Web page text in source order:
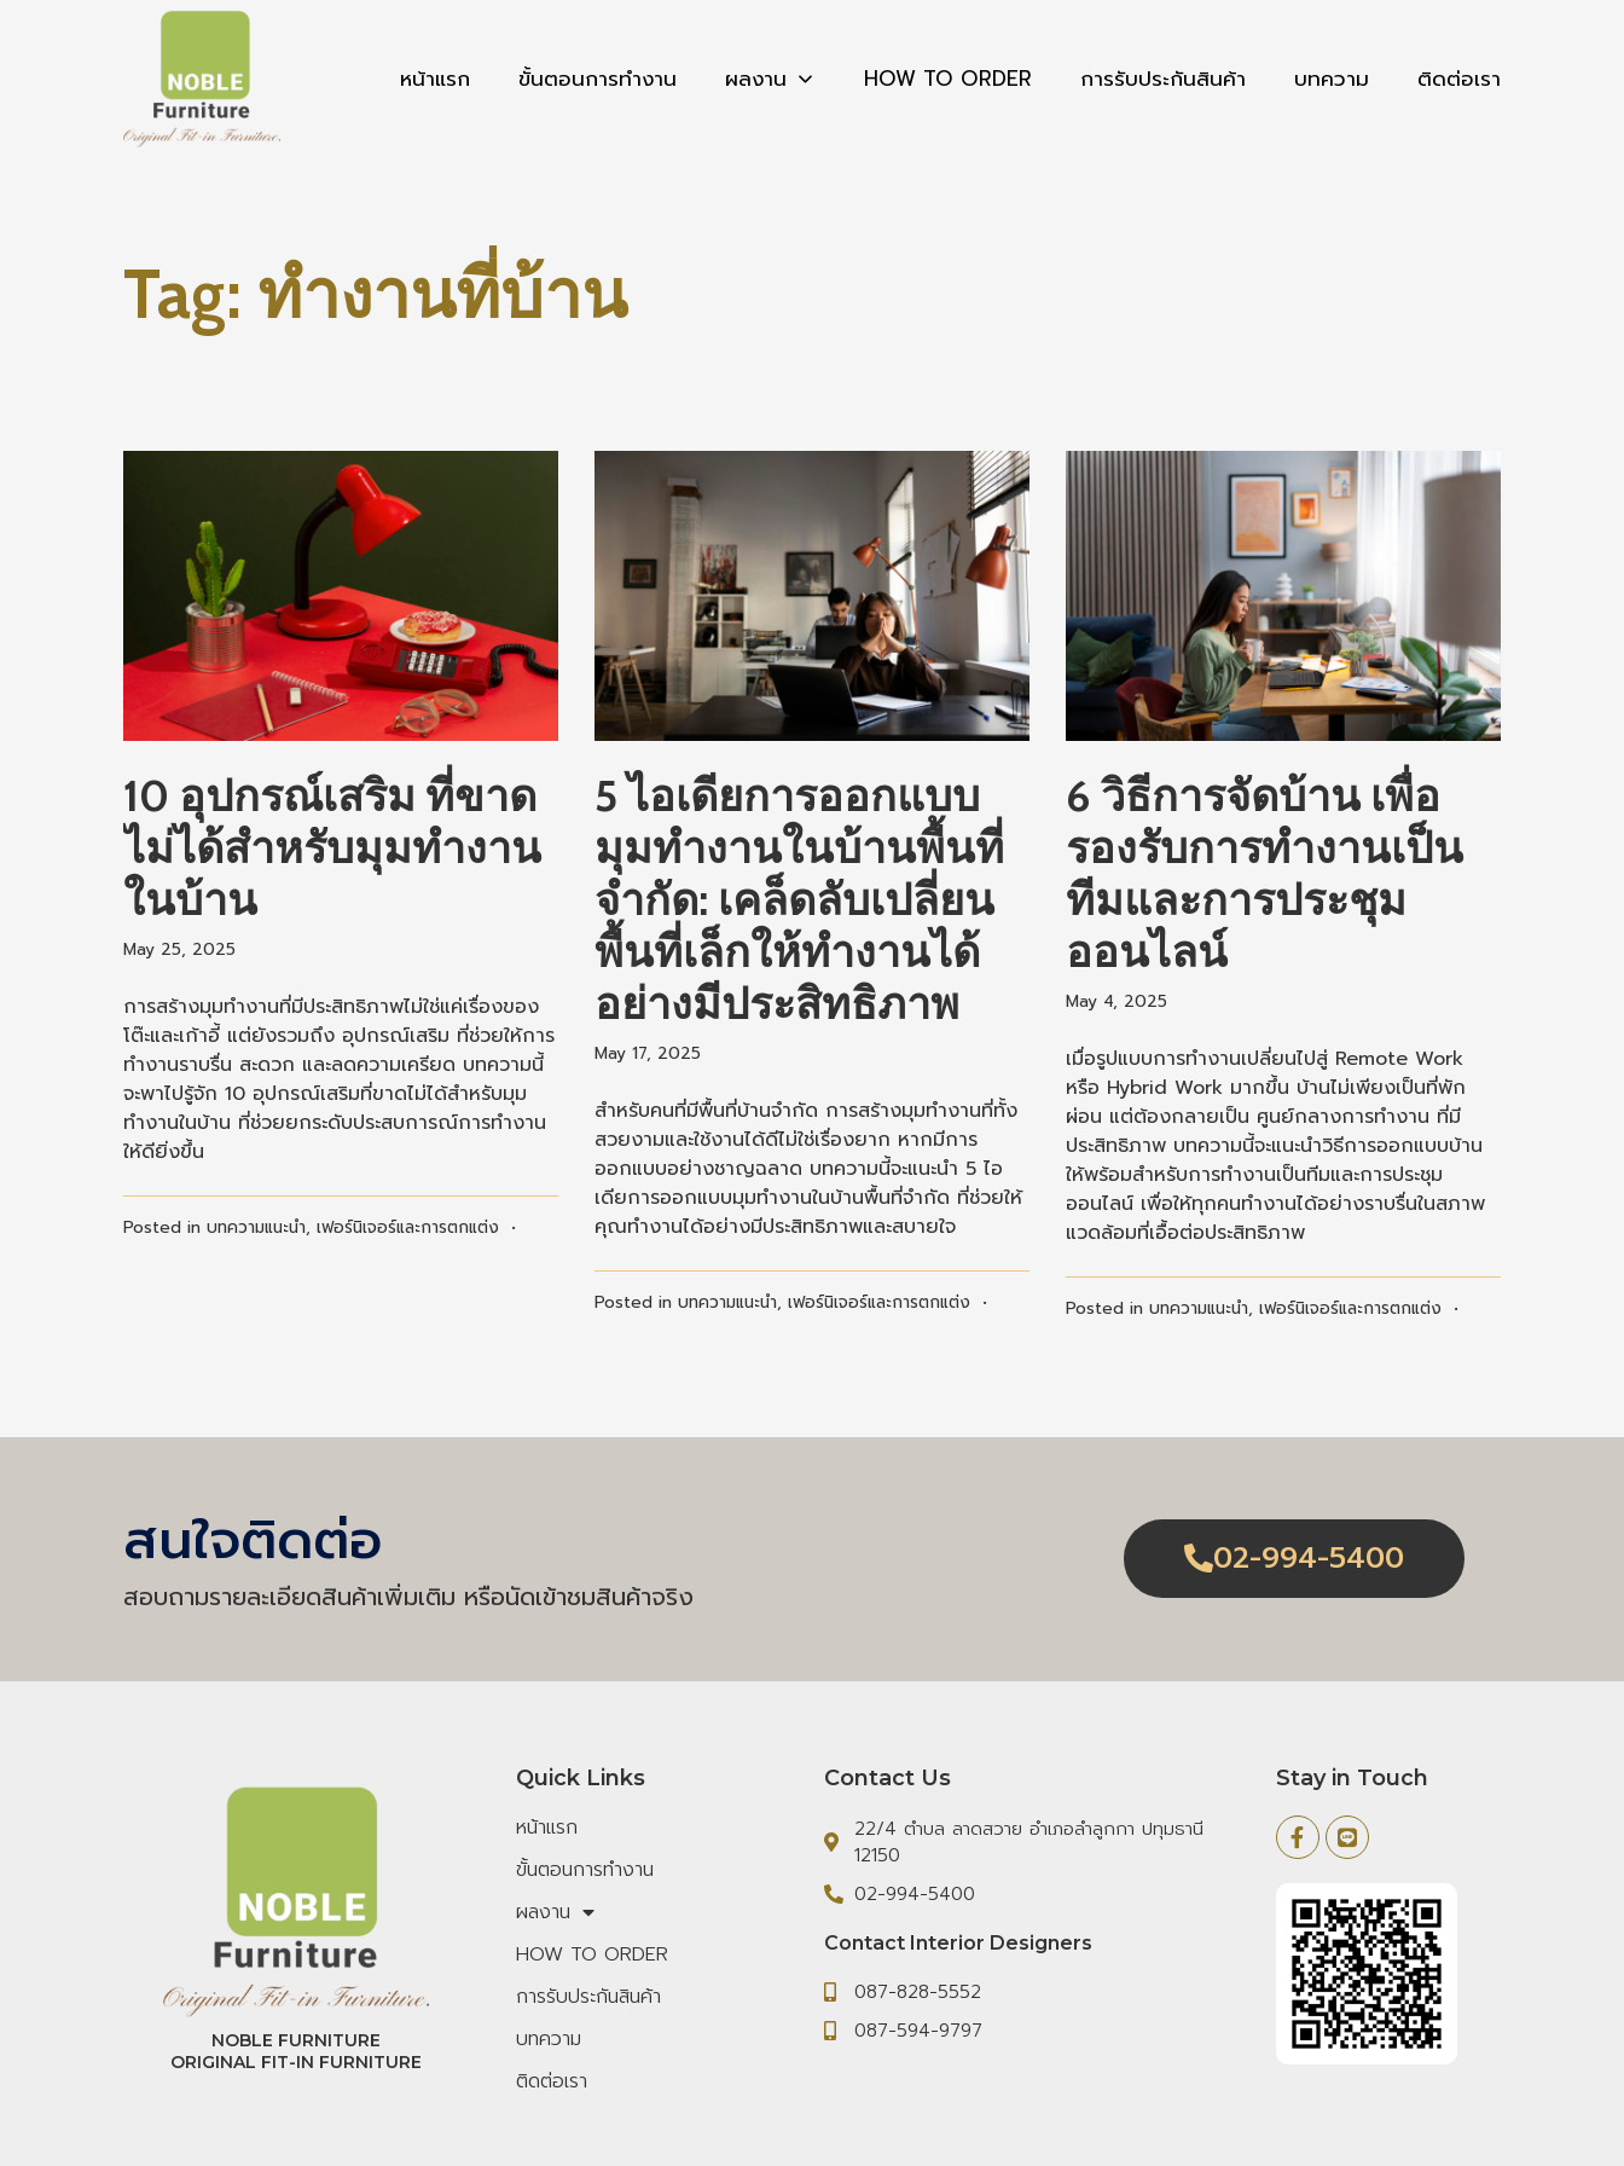
หน้าแรก ขั้นตอนการทำงาน ผลงาน HOW TO ORDER การรับประกันสินค้า บทความ ติดต่อเรา
Tag: ทำงานที่บ้าน
10 อุปกรณ์เสริม ที่ขาด
ไม่ได้สำหรับมุมทำงาน
ในบ้าน
May 25, 2025
การสร้างมุมทำงานที่มีประสิทธิภาพไม่ใช่แค่เรื่องของ
โต๊ะและเก้าอี้ แต่ยังรวมถึง อุปกรณ์เสริม ที่ช่วยให้การ
ทำงานราบรื่น สะดวก และลดความเครียด บทความนี้
จะพาไปรู้จัก 10 อุปกรณ์เสริมที่ขาดไม่ได้สำหรับมุม
ทำงานในบ้าน ที่ช่วยยกระดับประสบการณ์การทำงาน
ให้ดียิ่งขึ้น
Posted in บทความแนะนำ, เฟอร์นิเจอร์และการตกแต่ง •
5 ไอเดียการออกแบบ
มุมทำงานในบ้านพื้นที่
จำกัด: เคล็ดลับเปลี่ยน
พื้นที่เล็กให้ทำงานได้
อย่างมีประสิทธิภาพ
May 17, 2025
สำหรับคนที่มีพื้นที่บ้านจำกัด การสร้างมุมทำงานที่ทั้ง
สวยงามและใช้งานได้ดีไม่ใช่เรื่องยาก หากมีการ
ออกแบบอย่างชาญฉลาด บทความนี้จะแนะนำ 5 ไอ
เดียการออกแบบมุมทำงานในบ้านพื้นที่จำกัด ที่ช่วยให้
คุณทำงานได้อย่างมีประสิทธิภาพและสบายใจ
Posted in บทความแนะนำ, เฟอร์นิเจอร์และการตกแต่ง •
6 วิธีการจัดบ้าน เพื่อ
รองรับการทำงานเป็น
ทีมและการประชุม
ออนไลน์
May 4, 2025
เมื่อรูปแบบการทำงานเปลี่ยนไปสู่ Remote Work
หรือ Hybrid Work มากขึ้น บ้านไม่เพียงเป็นที่พัก
ผ่อน แต่ต้องกลายเป็น ศูนย์กลางการทำงาน ที่มี
ประสิทธิภาพ บทความนี้จะแนะนำวิธีการออกแบบบ้าน
ให้พร้อมสำหรับการทำงานเป็นทีมและการประชุม
ออนไลน์ เพื่อให้ทุกคนทำงานได้อย่างราบรื่นในสภาพ
แวดล้อมที่เอื้อต่อประสิทธิภาพ
Posted in บทความแนะนำ, เฟอร์นิเจอร์และการตกแต่ง •
สนใจติดต่อ
สอบถามรายละเอียดสินค้าเพิ่มเติม หรือนัดเข้าชมสินค้าจริง
02-994-5400
NOBLE FURNITURE
ORIGINAL FIT-IN FURNITURE
Quick Links
หน้าแรก
ขั้นตอนการทำงาน
ผลงาน
HOW TO ORDER
การรับประกันสินค้า
บทความ
ติดต่อเรา
Contact Us
22/4 ตำบล ลาดสวาย อำเภอลำลูกกา ปทุมธานี
12150
02-994-5400
Contact Interior Designers
087-828-5552
087-594-9797
Stay in Touch